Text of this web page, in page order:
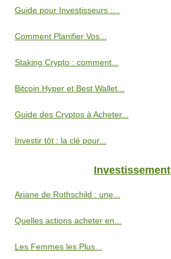
Guide pour Investisseurs :...
Comment Planifier Vos...
Staking Crypto : comment...
Bitcoin Hyper et Best Wallet...
Guide des Cryptos à Acheter...
Investir tôt : la clé pour...
Investissement
Ariane de Rothschild : une...
Quelles actions acheter en...
Les Femmes les Plus...